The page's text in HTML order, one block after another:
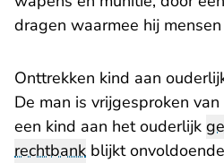
dragen waarmee hij
Onttrekken kind aan
De man is vrijgesproken
een kind aan het ouderlijk
rechtbank blijkt